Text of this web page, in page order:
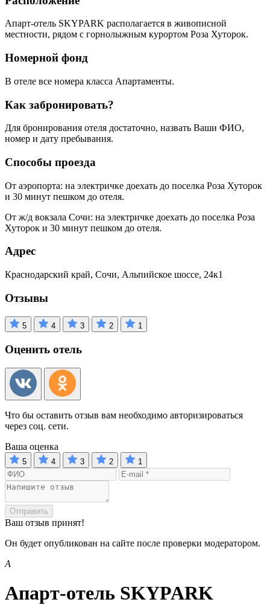
Апарт-отель SKYPARK располагается в живописной
местности, рядом с горнолыжным курортом Роза Хуторок.
Номерной фонд
В отеле все номера класса Апартаменты.
Как забронировать?
Для бронирования отеля достаточно, назвать Ваши ФИО,
номер и дату пребывания.
Способы проезда
От аэропорта: на электричке доехать до поселка Роза Хуторок
и 30 минут пешком до отеля.
От ж/д вокзала Сочи: на электричке доехать до поселка Роза
Хуторок и 30 минут пешком до отеля.
Адрес
Краснодарский край, Сочи, Альпийское шоссе, 24к1
Отзывы
5 4 3 2 1
Оценить отель
Что бы оставить отзыв вам необходимо авторизироваться
через соц. сети.
Ваша оценка
5 4 3 2 1
Отправить
Ваш отзыв принят!
Он будет опубликован на сайте после проверки модератором.
А
Апарт-отель SKYPARK